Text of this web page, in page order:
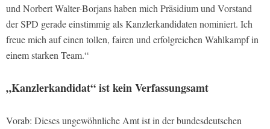
und Norbert Walter-Borjans haben mich Präsidium und Vorstand
der SPD gerade einstimmig als Kanzlerkandidaten nominiert. Ich
freue mich auf einen tollen, fairen und erfolgreichen Wahlkampf in
einem starken Team.“
„Kanzlerkandidat“ ist kein Verfassungsamt
Vorab: Dieses ungewöhnliche Amt ist in der bundesdeutschen